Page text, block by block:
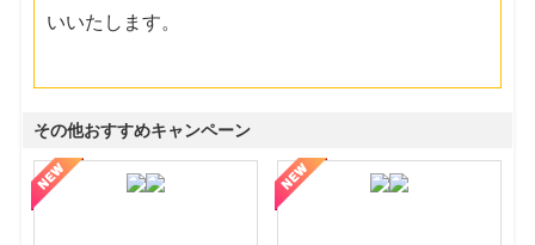
いいたします。
その他おすすめキャンペーン